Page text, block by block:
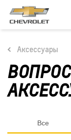
Аксессуары
Все